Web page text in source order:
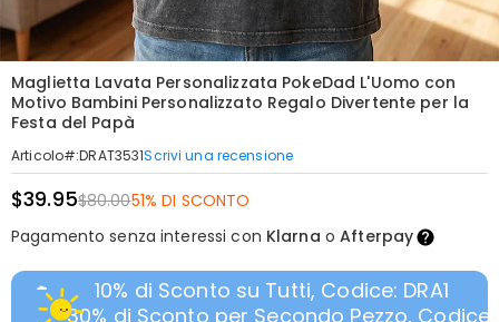
Maglietta Lavata Personalizzata PokeDad L'Uomo con
Motivo Bambini Personalizzato Regalo Divertente per la
Festa del Papà
Articolo#:DRAT3531Scrivi una recensione
$39.95$80.0051% DI SCONTO
Pagamento senza interessi con Klarna oAfterpay
10% di Sconto su Tutti, Codice: DRA1
30% di Sconto per Secondo Pezzo, Codice: